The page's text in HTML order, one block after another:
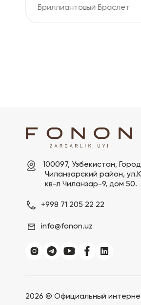
Бриллиантовый Браслет
100097, Узбекистан,
кв-л Чиланзар-9, дом 50.
+998 71 205 22 22
info@fonon.uz
2026 © Официальный